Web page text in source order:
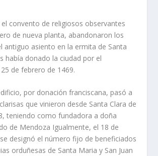
convento de religiosos observantes
de nueva planta, abandonaron los
antiguo asiento en la ermita de Santa
habí­a donado la ciudad por el
de febrero de 1469.
por donación franciscana, pasó a
que vinieron desde Santa Clara de
teniendo como fundadora a doña
de Mendoza Igualmente, el 18 de
designó el número fijo de beneficiados
orduñesas de Santa Maria y San Juan